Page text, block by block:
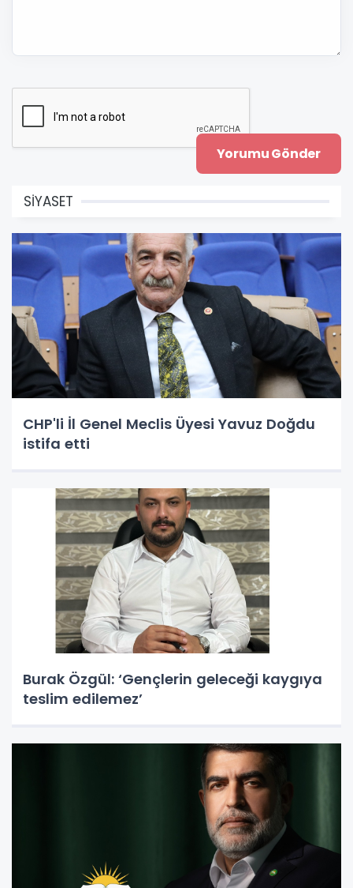
SİYASET
CHP'li İl Genel Meclis Üyesi Yavuz Doğdu
istifa etti
Burak Özgül: ‘Gençlerin geleceği kaygıya
teslim edilemez’